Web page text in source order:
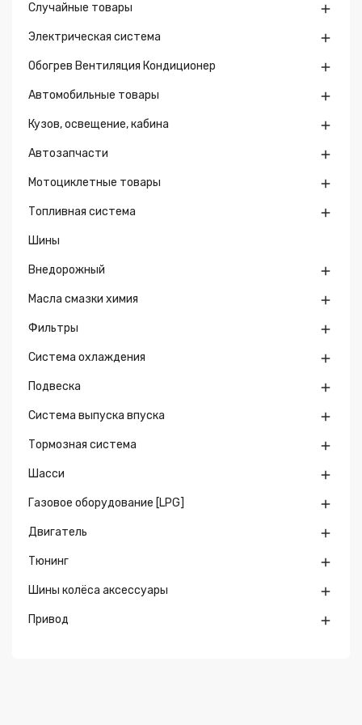
Случайные товары 
Электрическая система 
Обогрев Вентиляция Кондиционер 
Автомобильные товары 
Кузов, освещение, кабина 
Автозапчасти 
Мотоциклетные товары 
Топливная система 
Шины
Внедорожный 
Масла смазки химия 
Фильтры 
Система охлаждения 
Подвеска 
Система выпуска впуска 
Тормозная система 
Шасси 
Газовое оборудование [LPG] 
Двигатель 
Тюнинг 
Шины колёса аксессуары 
Привод 